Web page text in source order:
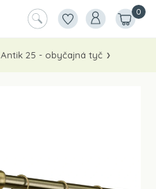
0
Antik 25 - obyčajná tyč